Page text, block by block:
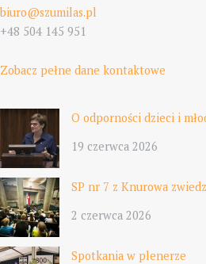
biuro@szumilas.pl
+48 504 145 951
Zobacz pełne dane kontaktowe
O odporności dzieci i
19 czerwca 2026
SP nr 7 z Knurowa
2 czerwca 2026
Spotkania w plenerze